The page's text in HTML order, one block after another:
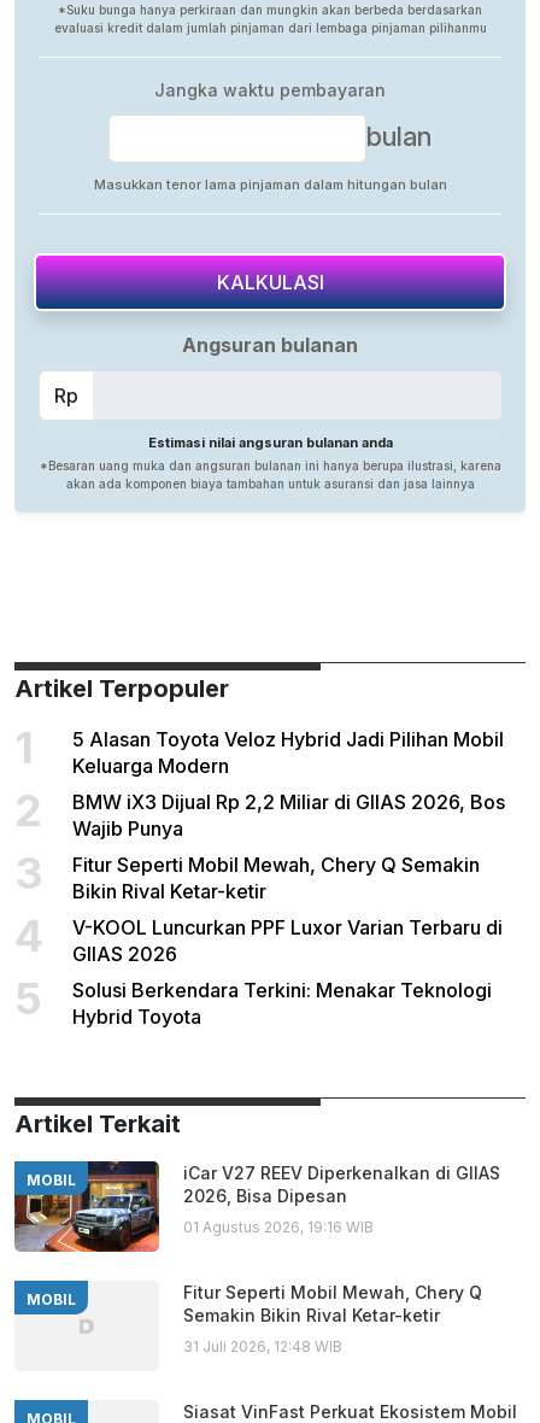
Artikel Terpopuler
1
5 Alasan Toyota Veloz Hybrid Jadi Pilihan Mobil
Keluarga Modern
2
BMW iX3 Dijual Rp 2,2 Miliar di GIIAS 2026, Bos
Wajib Punya
3
Fitur Seperti Mobil Mewah, Chery Q Semakin
Bikin Rival Ketar-ketir
4
V-KOOL Luncurkan PPF Luxor Varian Terbaru di
GIIAS 2026
5
Solusi Berkendara Terkini: Menakar Teknologi
Hybrid Toyota
Artikel Terkait
MOBIL
iCar V27 REEV Diperkenalkan di GIIAS
2026, Bisa Dipesan
01 Agustus 2026, 19:16 WIB
MOBIL
Fitur Seperti Mobil Mewah, Chery Q
Semakin Bikin Rival Ketar-ketir
31 Juli 2026, 12:48 WIB
MOBIL Siasat VinFast Perkuat Ekosistem Mobil